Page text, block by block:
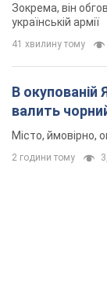
Зокрема, він
українській армії
41 хвилину тому
В окупованій
валить
Місто, ймовірно,
2 години тому